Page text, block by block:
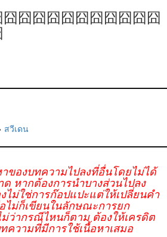
囧囧囧囧囧囧囧囧囧囧
สวีเดน
ของบทความไปลงที่อื่นโดยไม่ได้
หากต้องการนำบางส่วนไปลง
ไม่ใช่การก๊อปแปะแต่ให้เปลี่ยนคำ
ไม่ก็เขียนในลักษณะการยก
ว่ากรณีไหนก็ตาม ต้องให้เครดิต
ความที่มีการใช้เนื้อหาเสมอ